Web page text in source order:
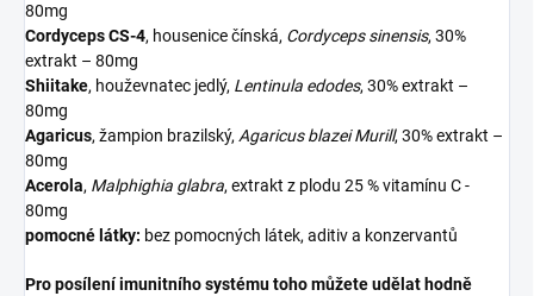
80mg
Cordyceps CS-4, housenice čínská, Cordyceps sinensis, 30%
extrakt – 80mg
Shiitake, houževnatec jedlý, Lentinula edodes, 30% extrakt –
80mg
Agaricus, žampion brazilský, Agaricus blazei Murill, 30% extrakt –
80mg
Acerola, Malphighia glabra, extrakt z plodu 25 % vitamínu C -
80mg
pomocné látky: bez pomocných látek, aditiv a konzervantů
Pro posílení imunitního systému toho můžete udělat hodně